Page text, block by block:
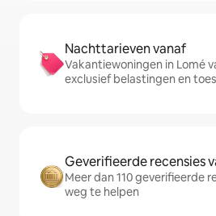
Nachttarieven vanaf
Vakantiewoningen in Lomé
exclusief belastingen en
Geverifieerde recensies
Meer dan 110 geverifieerde
weg te helpen